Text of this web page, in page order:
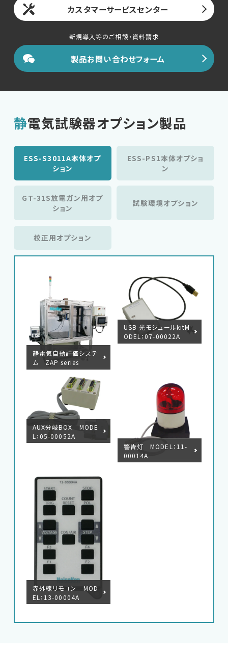
EMC試験器
RF関連製品・試験システム
EMCソリューションセンター
修理・校正
お問い合わせ
サポートデスク
カスタマーサービスセンター
新規導入等のご相談・資料請求
製品お問い合わせフォーム
静電気試験器オプション製品
ESS-S3011A本体オプ
ション
静電気自動評価システ
ム ZAP series
USB 光モジュールkitM
ODEL：07-00022A
AUX分岐BOX MODE
L：05-00052A
警告灯 MODEL：11-
00014A
赤外線リモコン MOD
EL：13-00004A
ESS-PS1本体オプショ
ン
GT-31S放電ガン用オプ
ション
試験環境オプション
校正用オプション